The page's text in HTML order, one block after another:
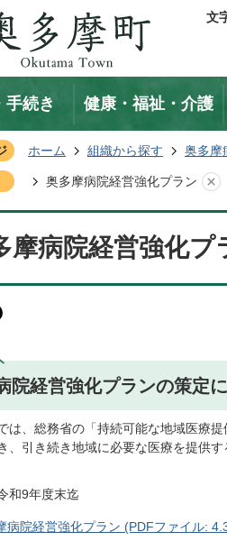
文
手続き 健康・福祉・介護
ホーム 組織から探す 奥多摩
奥多摩病院経営強化プラン
摩病院経営強化プ
院経営強化プランの策定
は、総務省の「持続可能な地域医療
、引き続き地域に必要な医療を提供
和9年度末迄
病院経営強化プラン (PDFファイル: